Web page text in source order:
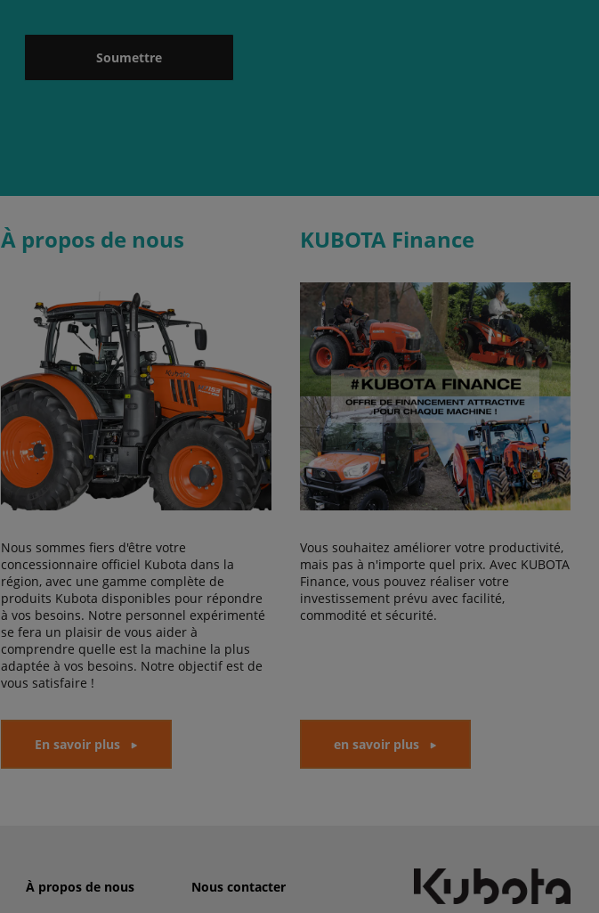
Soumettre
À propos de nous
Nous sommes fiers d'être votre
concessionnaire officiel Kubota dans la
région, avec une gamme complète de
produits Kubota disponibles pour répondre
à vos besoins. Notre personnel expérimenté
se fera un plaisir de vous aider à
comprendre quelle est la machine la plus
adaptée à vos besoins. Notre objectif est de
vous satisfaire !
En savoir plus
KUBOTA Finance
Vous souhaitez améliorer votre productivité,
mais pas à n'importe quel prix. Avec KUBOTA
Finance, vous pouvez réaliser votre
investissement prévu avec facilité,
commodité et sécurité.
en savoir plus
À propos de nous Nous contacter